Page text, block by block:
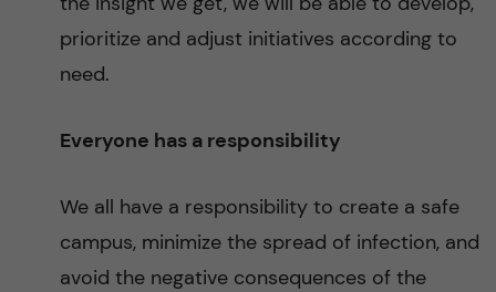
prioritize and adjust initiatives according to
need.
Everyone has a responsibility
We all have a responsibility to create a safe
campus, minimize the spread of infection, and
avoid the negative consequences of the